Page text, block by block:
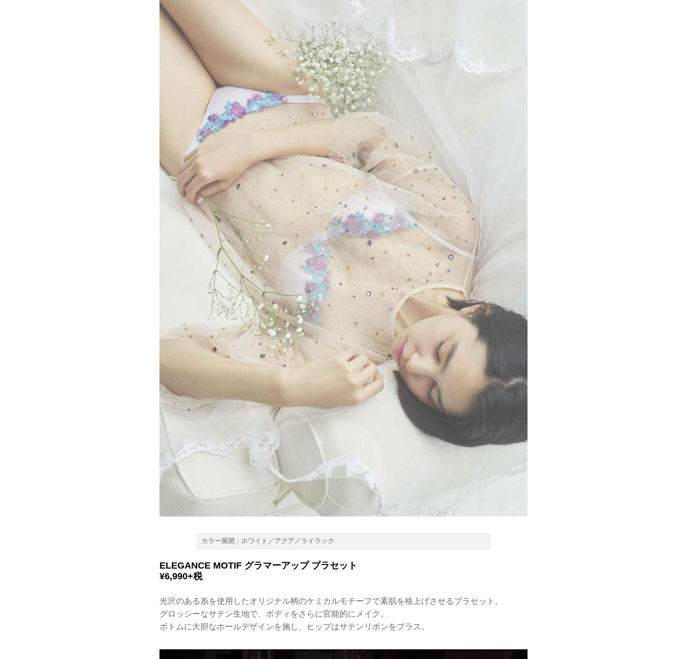
カラー展開：ホワイト／アクア／ライラック
ELEGANCE MOTIF グラマーアップ ブラセット
¥6,990+税​
光沢のある糸を使用したオリジナル柄のケミカルモチーフで素肌を格上げさせるブラセット。
グロッシーなサテン生地で、ボディをさらに官能的にメイク。
ボトムに大胆なホールデザインを施し、ヒップはサテンリボンをプラス。